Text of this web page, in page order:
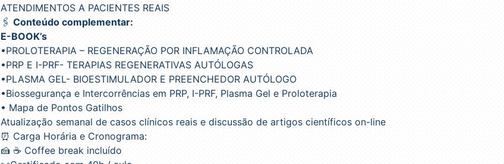
ATENDIMENTOS A PACIENTES REAIS
🖇️ Conteúdo complementar:
E-BOOK’s
•PROLOTERAPIA – REGENERAÇÃO POR INFLAMAÇÃO CONTROLADA
•PRP E I-PRF- TERAPIAS REGENERATIVAS AUTÓLOGAS
•PLASMA GEL- BIOESTIMULADOR E PREENCHEDOR AUTÓLOGO
•Biossegurança e Intercorrências em PRP, I-PRF, Plasma Gel e Proloterapia
• Mapa de Pontos Gatilhos
Atualização semanal de casos clínicos reais e discussão de artigos científicos on-line
⏰ Carga Horária e Cronograma:
🍰 ☕️ Coffee break incluído